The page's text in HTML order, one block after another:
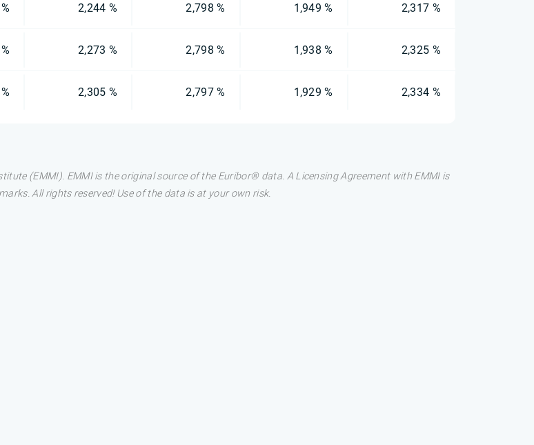
2,244 % 2,798 % 1,949 % 2,317 %
2,273 % 2,798 % 1,938 % 2,325 %
2,305 % 2,797 % 1,929 % 2,334 %
(EMMI). EMMI is the original source of the Euribor® data. A Licensing Agreement with EMMI is
All rights reserved! Use of the data is at your own risk.